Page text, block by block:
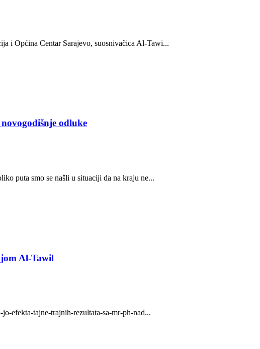
i Općina Centar Sarajevo, suosnivačica Al-Tawi...
odluke
puta smo se našli u situaciji da na kraju ne...
Al-Tawil
efekta-tajne-trajnih-rezultata-sa-mr-ph-nad...